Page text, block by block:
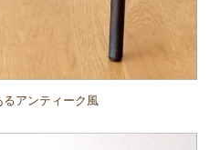
るアンティーク風